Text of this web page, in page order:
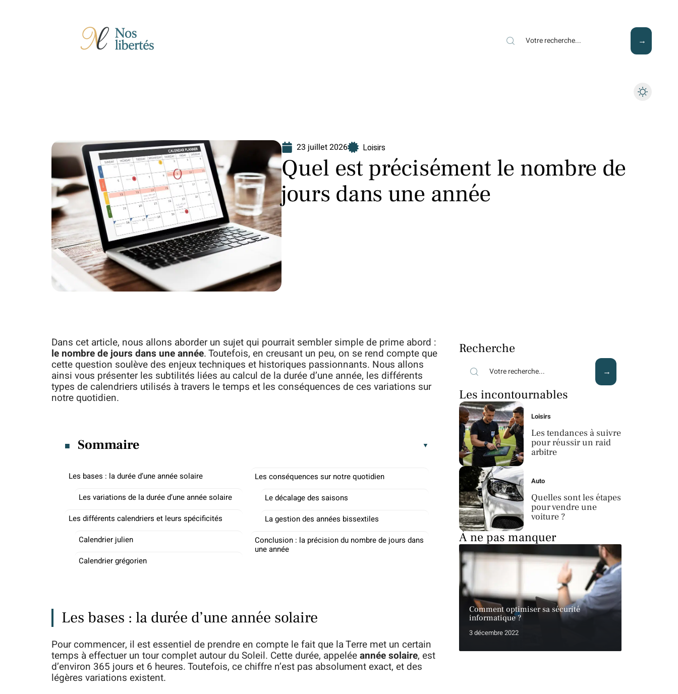
23 juillet 2026 Loisirs
Quel est précisément le nombre de
jours dans une année
Dans cet article, nous allons aborder un sujet qui pourrait sembler simple de prime abord :
le nombre de jours dans une année. Toutefois, en creusant un peu, on se rend compte que
cette question soulève des enjeux techniques et historiques passionnants. Nous allons
ainsi vous présenter les subtilités liées au calcul de la durée d’une année, les différents
types de calendriers utilisés à travers le temps et les conséquences de ces variations sur
notre quotidien.
Sommaire
Les bases : la durée d’une année solaire
Les variations de la durée d’une année solaire
Les différents calendriers et leurs spécificités
Calendrier julien
Calendrier grégorien
Les conséquences sur notre quotidien
Le décalage des saisons
La gestion des années bissextiles
Conclusion : la précision du nombre de jours dans
une année
Les bases : la durée d’une année solaire
Pour commencer, il est essentiel de prendre en compte le fait que la Terre met un certain
temps à effectuer un tour complet autour du Soleil. Cette durée, appeléeannée solaire, est
d’environ 365 jours et 6 heures. Toutefois, ce chiffre n’est pas absolument exact, et des
légères variations existent.
Recherche
Les incontournables
Loisirs
Les tendances à suivre
pour réussir un raid
arbitre
Auto
Quelles sont les étapes
pour vendre une
voiture ?
À ne pas manquer
Comment optimiser sa sécurité
informatique ?
3 décembre 2022